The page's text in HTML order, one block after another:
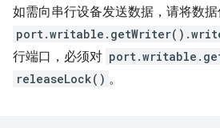
如需向串行设备发送数据，请将数
行端口，必须对
releaseLock() 。